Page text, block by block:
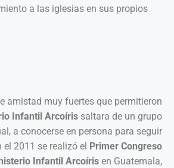
a las iglesias en sus propios
amistad muy fuertes que permitieron
Infantil Arcoíris saltara de un grupo
a conocerse en persona para seguir
2011 se realizó el Primer Congreso
Infantil Arcoíris en Guatemala,